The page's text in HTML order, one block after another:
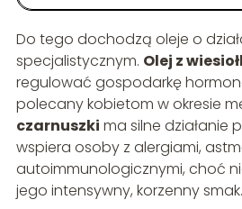
Do tego dochodzą oleje o
specjalistycznym. Olej z
regulować gospodarkę
polecany kobietom w okresie
czarnuszki ma silne działanie
wspiera osoby z alergiami,
autoimmunologicznymi, choć
jego intensywny, korzenny smak.